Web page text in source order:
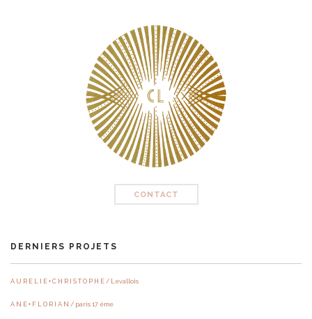
CONTACT
DERNIERS PROJETS
A U R E L I E + C H R I S T O P H E / Levallois
A N E + F L O R I A N / paris 17 ème